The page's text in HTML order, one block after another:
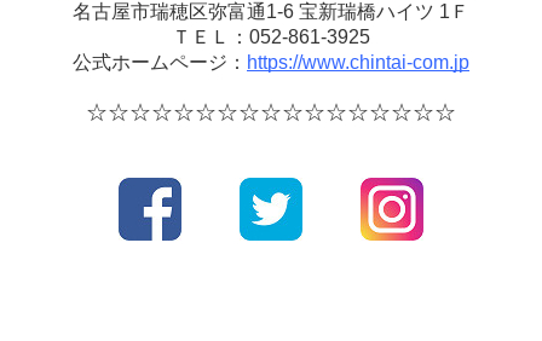
名古屋市瑞穂区弥富通1-6 宝新瑞橋ハイツ 1Ｆ
ＴＥＬ：052-861-3925
公式ホームページ： https://www.chintai-com.jp
☆☆☆☆☆☆☆☆☆☆☆☆☆☆☆☆☆